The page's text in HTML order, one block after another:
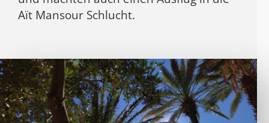
Aït Mansour Schlucht.